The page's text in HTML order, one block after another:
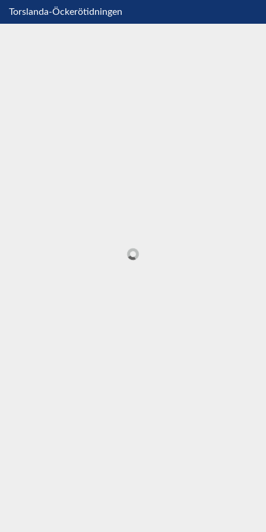
Torslanda-Öckerötidningen